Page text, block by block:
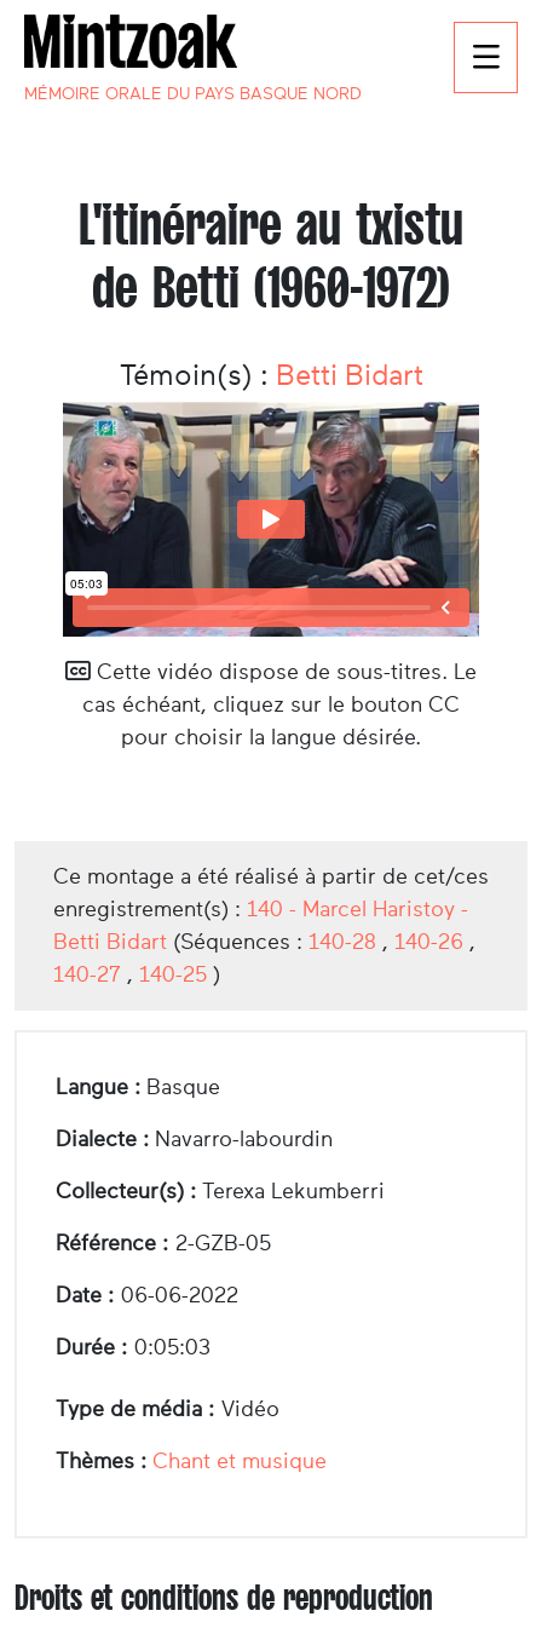
MÉMOIRE ORALE DU PAYS BASQUE NORD
L'itinéraire au txistu
de Betti (1960-1972)
Témoin(s) : Betti Bidart
Cette vidéo dispose de sous-titres. Le
cas échéant, cliquez sur le bouton CC
pour choisir la langue désirée.
Ce montage a été réalisé à partir de cet/ces
enregistrement(s) : 140 - Marcel Haristoy -
Betti Bidart (Séquences : 140-28 , 140-26 ,
140-27 , 140-25 )
Langue : Basque
Dialecte : Navarro-labourdin
Collecteur(s) : Terexa Lekumberri
Référence : 2-GZB-05
Date : 06-06-2022
Durée : 0:05:03
Type de média : Vidéo
Thèmes : Chant et musique
Droits et conditions de reproduction